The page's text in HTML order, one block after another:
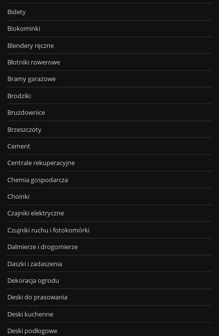
Bidety
Biokominki
Blendery ręczne
Błotniki rowerowe
Bramy garażowe
Brodziki
Bruzdownice
Brzeszczoty
Cement
Centrale rekuperacyjne
Chemia gospodarcza
Choinki
Czajniki elektryczne
Czujniki ruchu i fotokomórki
Dalmierze i drogomierze
Daszki i zadaszenia
Dekoracja ogrodu
Deski do prasowania
Deski kuchenne
Deski podłogowe